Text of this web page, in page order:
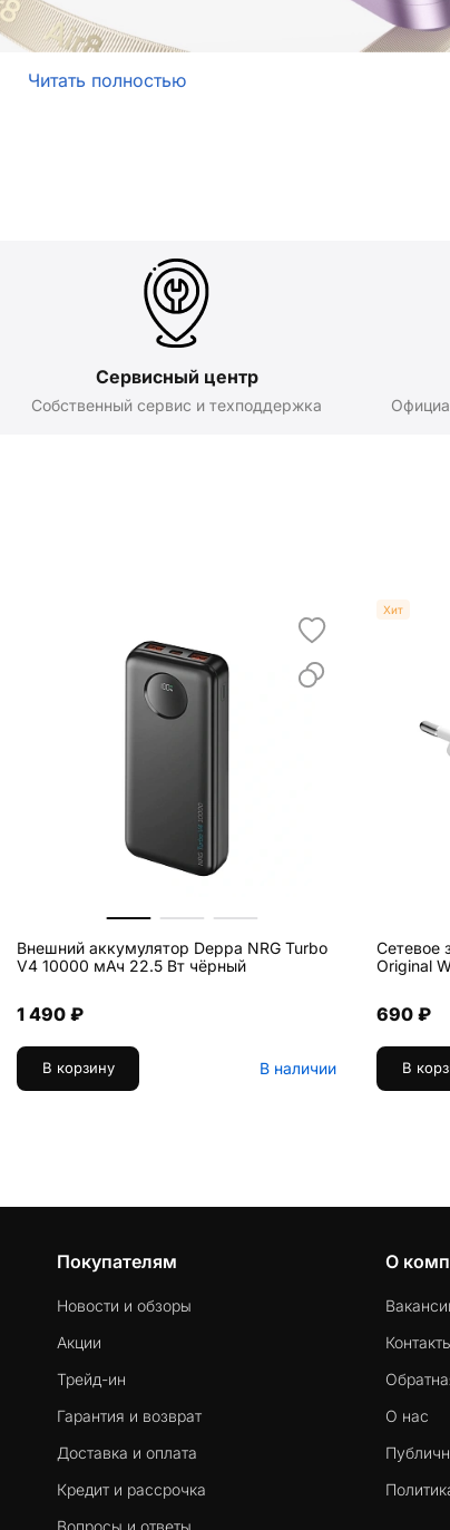
Читать полностью
Сервисный центр
Собственный сервис и техподдержка
Внешний аккумулятор Deppa NRG Turbo
V4 10000 мАч 22.5 Вт чёрный
1 490 ₽
В корзину В наличии
Хит
Сетевое
Original
690 ₽
В
Покупателям
Новости и обзоры
Акции
Трейд-ин
Гарантия и возврат
Доставка и оплата
Кредит и рассрочка
Вопросы и ответы
О
О нас